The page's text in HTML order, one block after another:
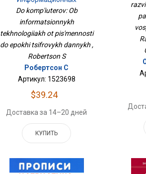
Технологиях От
Письменности До Эпохи
Цифровых Данных
Do komp'iuterov: Ob
informatsionnykh
tekhnologiiakh ot pis'mennosti
do epokhi tsifrovykh dannykh ,
Robertson S
Робертсон С
Артикул: 1523698
$39.24
Доставка за 14–20 дней
КУПИТЬ